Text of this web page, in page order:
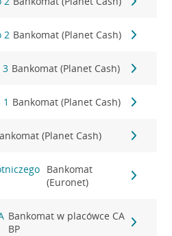
2 Bankomat (Planet Cash)
3 Bankomat (Planet Cash)
Bankomat (Planet Cash)
(Planet Cash)
Bankomat
(Euronet)
Bankomat w placówce CA
BP